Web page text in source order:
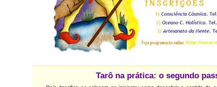
Tarô na prática: o segundo